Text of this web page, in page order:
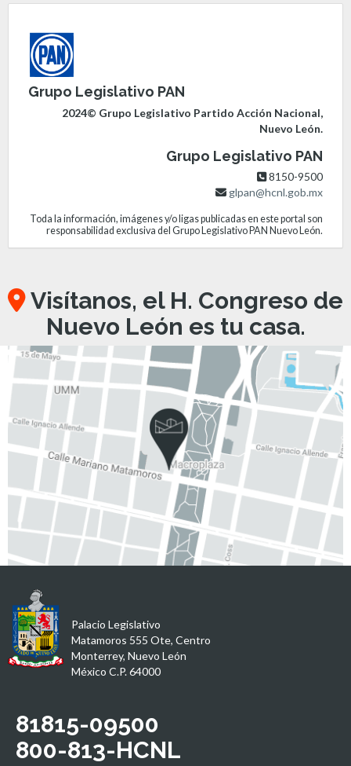
Grupo Legislativo PAN
2024© Grupo Legislativo Partido Acción Nacional,
Nuevo León.
Grupo Legislativo PAN
8150-9500
glpan@hcnl.gob.mx
Toda la información, imágenes y/o ligas publicadas en este portal son
responsabilidad exclusiva del Grupo Legislativo PAN Nuevo León.
Visítanos, el H. Congreso de
Nuevo León es tu casa.
Palacio Legislativo
Matamoros 555 Ote, Centro
Monterrey, Nuevo León
México C.P. 64000
81815-09500
800-813-HCNL